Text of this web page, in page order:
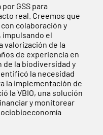
GSS para
real. Creemos que
colaboración y
el
valorización de la
de experiencia en
la biodiversidad y
la necesidad
la implementación de
la VBIO, una solución
y monitorear